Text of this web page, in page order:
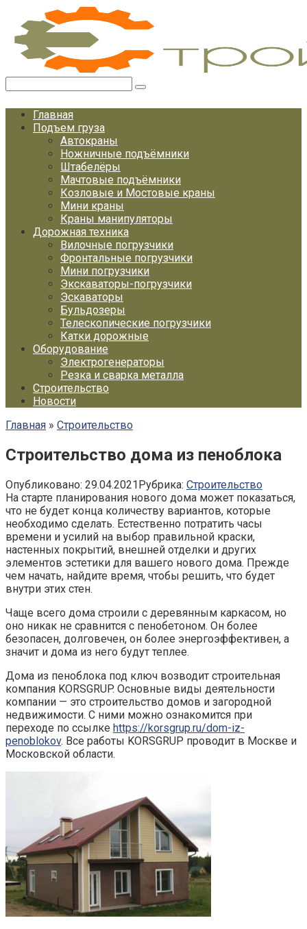
Перейти
контенту
Главная
Подъем груза
Автокраны
Ножничные подъёмники
Штабелёры
Мачтовые подъёмники
Козловые и Мостовые краны
Мини краны
Краны манипуляторы
Дорожная техника
Вилочные погрузчики
Фронтальные погрузчики
Мини погрузчики
Экскаваторы-погрузчики
Эскаваторы
Бульдозеры
Телескопические погрузчики
Катки дорожные
Оборудование
Электрогенераторы
Резка и сварка металла
Строительство
Новости
Главная » Строительство
Строительство дома из пеноблока
Опубликовано: 29.04.2021Рубрика: Строительство
На старте планирования нового дома может показаться,
что не будет конца количеству вариантов, которые
необходимо сделать. Естественно потратить часы
времени и усилий на выбор правильной краски,
настенных покрытий, внешней отделки и других
элементов эстетики для вашего нового дома. Прежде
чем начать, найдите время, чтобы решить, что будет
внутри этих стен.
Чаще всего дома строили с деревянным каркасом, но
оно никак не сравнится с пенобетоном. Он более
безопасен, долговечен, он более энергоэффективен, а
значит и дома из него будут теплее.
Дома из пеноблока под ключ возводит строительная
компания KORSGRUP. Основные виды деятельности
компании — это строительство домов и загородной
недвижимости. С ними можно ознакомится при
переходе по ссылке https://korsgrup.ru/dom-iz-
penoblokov. Все работы KORSGRUP проводит в Москве и
Московской области.